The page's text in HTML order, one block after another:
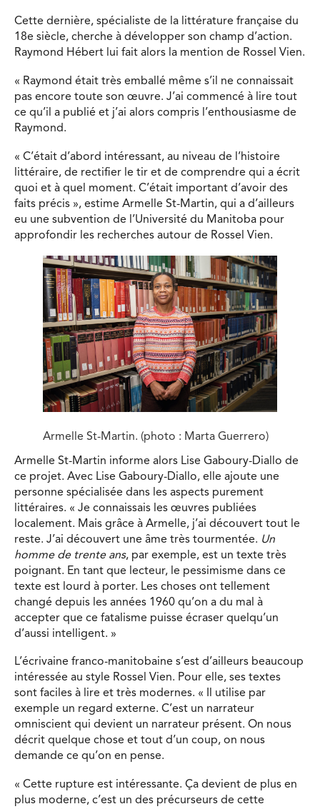
Cette dernière, spécialiste de la littérature française du
18e siècle, cherche à développer son champ d’action.
Raymond Hébert lui fait alors la mention de Rossel Vien.
« Raymond était très emballé même s’il ne connaissait
pas encore toute son œuvre. J’ai commencé à lire tout
ce qu’il a publié et j’ai alors compris l’enthousiasme de
Raymond.
« C’était d’abord intéressant, au niveau de l’histoire
littéraire, de rectifier le tir et de comprendre qui a écrit
quoi et à quel moment. C’était important d’avoir des
faits précis », estime Armelle St-Martin, qui a d’ailleurs
eu une subvention de l’Université du Manitoba pour
approfondir les recherches autour de Rossel Vien.
Armelle St-Martin. (photo : Marta Guerrero)
Armelle St-Martin informe alors Lise Gaboury-Diallo de
ce projet. Avec Lise Gaboury-Diallo, elle ajoute une
personne spécialisée dans les aspects purement
littéraires. « Je connaissais les œuvres publiées
localement. Mais grâce à Armelle, j’ai découvert tout le
reste. J’ai découvert une âme très tourmentée. Un
homme de trente ans, par exemple, est un texte très
poignant. En tant que lecteur, le pessimisme dans ce
texte est lourd à porter. Les choses ont tellement
changé depuis les années 1960 qu’on a du mal à
accepter que ce fatalisme puisse écraser quelqu’un
d’aussi intelligent. »
L’écrivaine franco-manitobaine s’est d’ailleurs beaucoup
intéressée au style Rossel Vien. Pour elle, ses textes
sont faciles à lire et très modernes. « Il utilise par
exemple un regard externe. C’est un narrateur
omniscient qui devient un narrateur présent. On nous
décrit quelque chose et tout d’un coup, on nous
demande ce qu’on en pense.
« Cette rupture est intéressante. Ça devient de plus en
plus moderne, c’est un des précurseurs de cette